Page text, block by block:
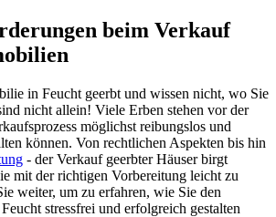
beim Verkauf
in Feucht geerbt und wissen nicht, wo Sie
nicht allein! Viele Erben stehen vor der
möglichst reibungslos und
können. Von rechtlichen Aspekten bis hin
- der Verkauf geerbter Häuser birgt
mit der richtigen Vorbereitung leicht zu
weiter, um zu erfahren, wie Sie den
stressfrei und erfolgreich gestalten